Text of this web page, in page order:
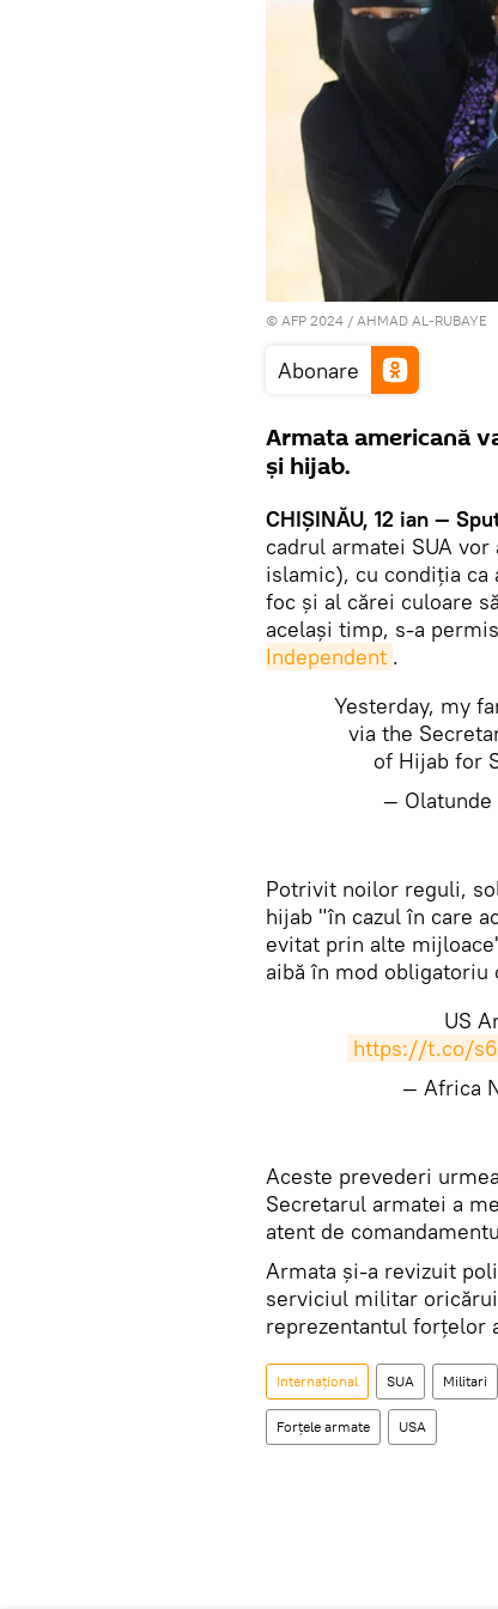
© AFP 2024 / AHMAD AL-RUBAYE
Abonare
Armata americană
și hijab.
CHIȘINĂU, 12 ian —
cadrul armatei SUA
islamic), cu condiția
foc și al cărei culoare
același timp, s-a
Independent .
Yesterday, my
via the
of Hijab for
— Olatunde
Potrivit noilor reguli,
hijab "în cazul în care
evitat prin alte
aibă în mod obligatoriu
US
https://t.co/
— Africa
Aceste prevederi
Secretarul armatei a
atent de
Armata și-a revizuit
serviciul militar
reprezentantul forțelor
Internaţional SUA Militari
Forțele armate USA